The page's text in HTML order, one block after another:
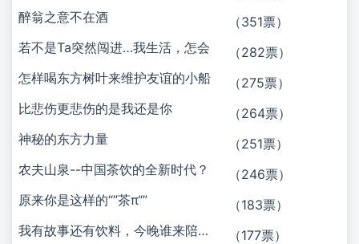
醉翁之意不在酒
（351票）
若不是Ta突然闯进…我生活，怎会
（282票）
怎样喝东方树叶来维护友谊的小船
（275票）
比悲伤更悲伤的是我还是你
（264票）
神秘的东方力量
（251票）
农夫山泉--中国茶饮的全新时代？
（246票）
原来你是这样的“”茶π“”
（183票）
我有故事还有饮料，今晚谁来陪我喝一宿？
（177票）